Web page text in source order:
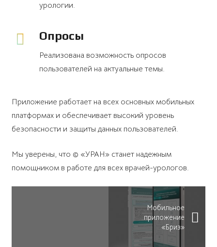
урологии.
Опросы
Реализована возможность опросов
пользователей на актуальные темы.
Приложение работает на всех основных мобильных
платформах и обеспечивает высокий уровень
безопасности и защиты данных пользователей.
Мы уверены, что © «УРАН» станет надежным
помощником в работе для всех врачей-урологов.
Мобильное
приложение
«Бриз»